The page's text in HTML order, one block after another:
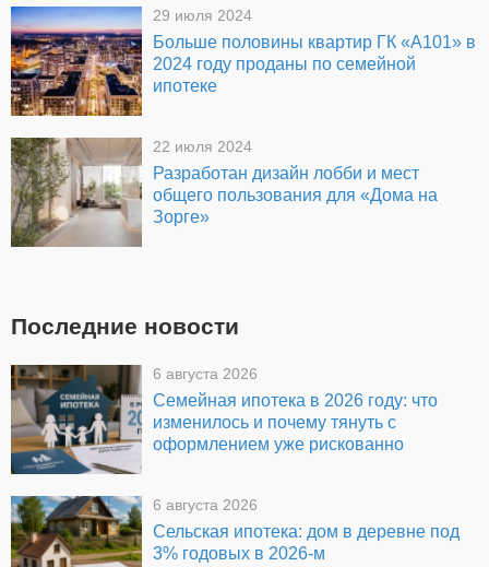
29 июля 2024
Больше половины квартир ГК «А101» в
2024 году проданы по семейной
ипотеке
22 июля 2024
Разработан дизайн лобби и мест
общего пользования для «Дома на
Зорге»
Последние новости
6 августа 2026
Семейная ипотека в 2026 году: что
изменилось и почему тянуть с
оформлением уже рискованно
6 августа 2026
Сельская ипотека: дом в деревне под
3% годовых в 2026-м